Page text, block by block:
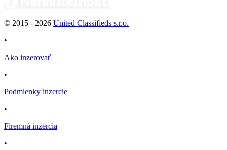
© 2015 - 2026 United Classifieds s.r.o.
•
Ako inzerovať
•
Podmienky inzercie
•
Firemná inzercia
•